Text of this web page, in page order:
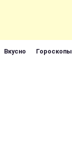
Вкусно Гороскопы